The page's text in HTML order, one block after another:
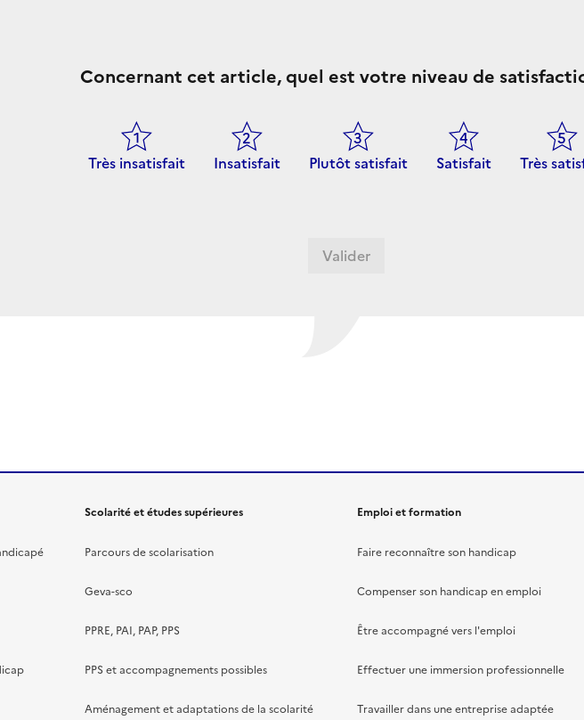
Concernant cet article, quel est votre niveau de
Très insatisfait Insatisfait Plutôt satisfait Satisfait Très
Scolarité et études supérieures
Parcours de scolarisation
Geva-sco
PPRE, PAI, PAP, PPS
PPS et accompagnements possibles
Aménagement et adaptations de la scolarité
Emploi et formation
Faire reconnaître son handicap
Compenser son handicap en emploi
Être accompagné vers l'emploi
Effectuer une immersion professionnelle
Travailler dans une entreprise adaptée